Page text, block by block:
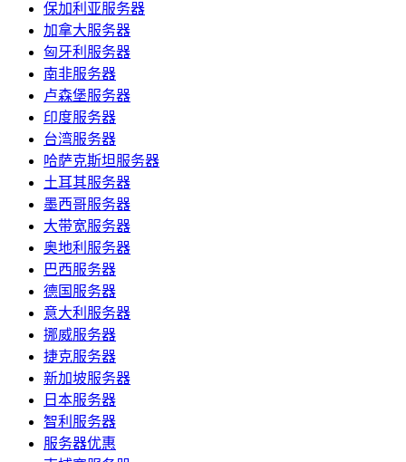
保加利亚服务器
加拿大服务器
匈牙利服务器
南非服务器
卢森堡服务器
印度服务器
台湾服务器
哈萨克斯坦服务器
土耳其服务器
墨西哥服务器
大带宽服务器
奥地利服务器
巴西服务器
德国服务器
意大利服务器
挪威服务器
捷克服务器
新加坡服务器
日本服务器
智利服务器
服务器优惠